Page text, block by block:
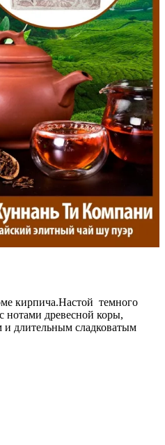
кирпича.Настой темного
нотами древесной коры,
и длительным сладковатым